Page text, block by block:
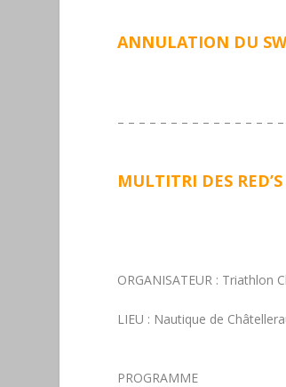
ANNULATION DU
– – – – – – – – – – – – – – –
MULTITRI DES
ORGANISATEUR : Triathlon
LIEU : Nautique de
PROGRAMME